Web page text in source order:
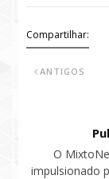
Compartilhar:
ANTIGOS
O
impulsionado